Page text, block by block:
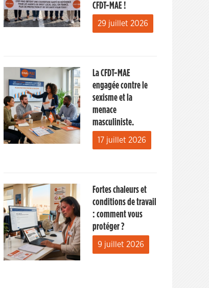
CFDT-MAE !
29 juillet 2026
La CFDT-MAE
engagée contre le
sexisme et la
menace
masculiniste.
17 juillet 2026
Fortes chaleurs et
conditions de travail
: comment vous
protéger ?
9 juillet 2026